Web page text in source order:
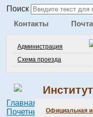
Поиск
Контакты
Администрация
Схема проезда
Почта
Институт
Официальная
Главная
Почетные доктора